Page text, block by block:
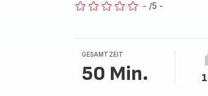
- /5 -
GESAMTZEIT
50 Min.